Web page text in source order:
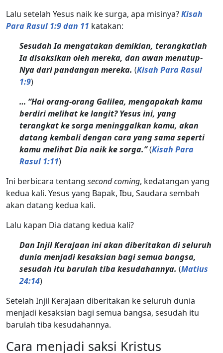
Lalu setelah Yesus naik ke surga, apa misinya?Kisah
Para Rasul 1:9 dan 11 katakan:
Sesudah Ia mengatakan demikian, terangkatlah
Ia disaksikan oleh mereka, dan awan menutup-
Nya dari pandangan mereka. (Kisah Para Rasul
1:9)
… “Hai orang-orang Galilea, mengapakah kamu
berdiri melihat ke langit? Yesus ini, yang
terangkat ke sorga meninggalkan kamu, akan
datang kembali dengan cara yang sama seperti
kamu melihat Dia naik ke sorga.”(Kisah Para
Rasul 1:11)
Ini berbicara tentang second coming, kedatangan yang
kedua kali. Yesus yang Bapak, Ibu, Saudara sembah
akan datang kedua kali.
Lalu kapan Dia datang kedua kali?
Dan Injil Kerajaan ini akan diberitakan di seluruh
dunia menjadi kesaksian bagi semua bangsa,
sesudah itu barulah tiba kesudahannya. (Matius
24:14)
Setelah Injil Kerajaan diberitakan ke seluruh dunia
menjadi kesaksian bagi semua bangsa, sesudah itu
barulah tiba kesudahannya.
Cara menjadi saksi Kristus